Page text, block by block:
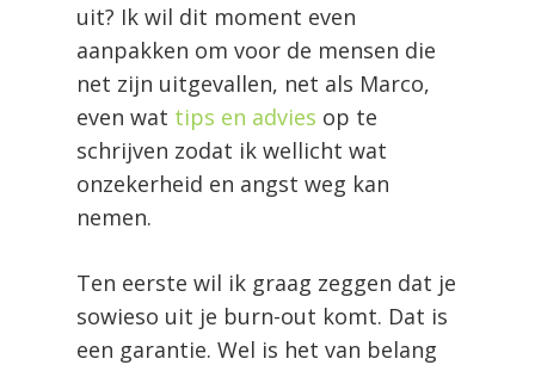
uit? Ik wil dit moment even
aanpakken om voor de mensen die
net zijn uitgevallen, net als Marco,
even wat tips en advies op te
schrijven zodat ik wellicht wat
onzekerheid en angst weg kan
nemen.
Ten eerste wil ik graag zeggen dat je
sowieso uit je burn-out komt. Dat is
een garantie. Wel is het van belang